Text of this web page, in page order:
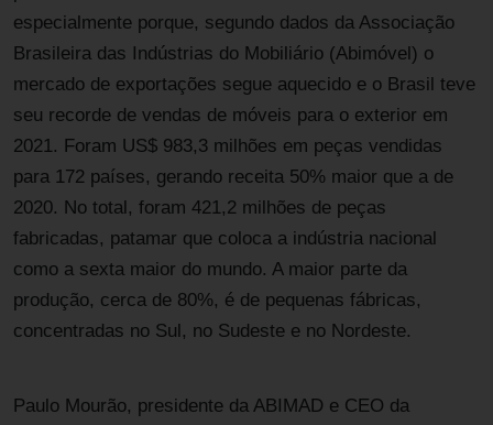
especialmente porque, segundo dados da Associação
Brasileira das Indústrias do Mobiliário (Abimóvel) o
mercado de exportações segue aquecido e o Brasil teve
seu recorde de vendas de móveis para o exterior em
2021. Foram US$ 983,3 milhões em peças vendidas
para 172 países, gerando receita 50% maior que a de
2020. No total, foram 421,2 milhões de peças
fabricadas, patamar que coloca a indústria nacional
como a sexta maior do mundo. A maior parte da
produção, cerca de 80%, é de pequenas fábricas,
concentradas no Sul, no Sudeste e no Nordeste.
Paulo Mourão, presidente da ABIMAD e CEO da